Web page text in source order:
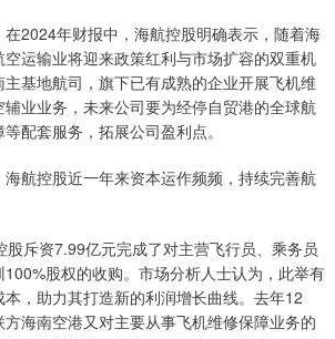
2024年财报中，海航控股明确表示，随着海
运输业将迎来政策红利与市场扩容的双重机
基地航司，旗下已有成熟的企业开展飞机维
业业务，未来公司要为经停自贸港的全球航
配套服务，拓展公司盈利点。
航控股近一年来资本运作频频，持续完善航
斥资7.99亿元完成了对主营飞行员、乘务员
股权的收购。市场分析人士认为，此举有
，助力其打造新的利润增长曲线。去年12
海南空港又对主要从事飞机维修保障业务的